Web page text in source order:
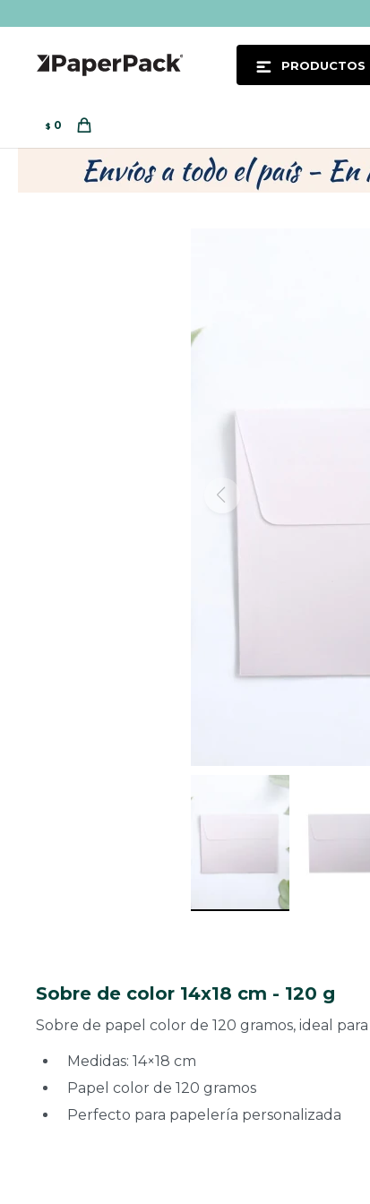
PRODUCTOS
$ 0
Sobre de color 14x18 cm - 120 g
Sobre de papel color de 120 gramos, ideal
Medidas: 14×18 cm
Papel color de 120 gramos
Perfecto para papelería personalizada